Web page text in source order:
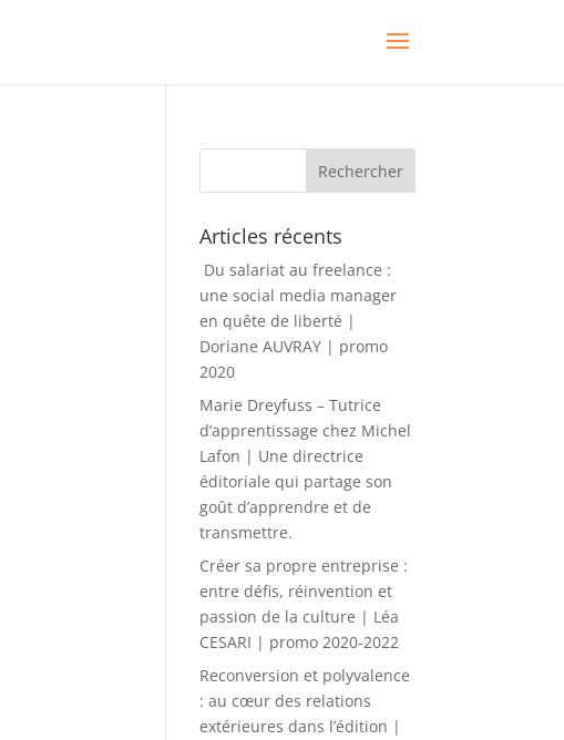
Articles récents
Du salariat au freelance :
une social media manager
en quête de liberté |
Doriane AUVRAY | promo
2020
Marie Dreyfuss – Tutrice
d’apprentissage chez Michel
Lafon | Une directrice
éditoriale qui partage son
goût d’apprendre et de
transmettre.
Créer sa propre entreprise :
entre défis, réinvention et
passion de la culture | Léa
CESARI | promo 2020-2022
Reconversion et polyvalence
: au cœur des relations
extérieures dans l’édition |